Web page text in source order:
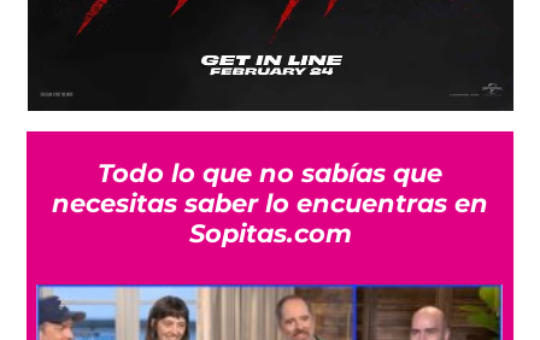
Todo lo que no sabías que
necesitas saber lo encuentras en
Sopitas.com